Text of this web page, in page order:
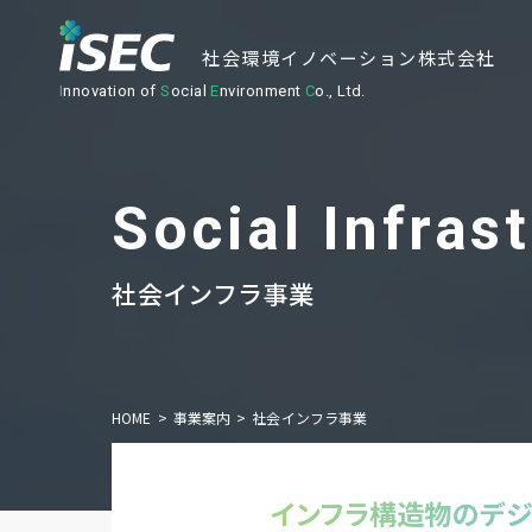
社会環境イノベーション株式会社
Innovation ofSocial Environment Co., Ltd.
社会インフラ事業
HOME 事業案内 社会インフラ事業
インフラ構造物のデ